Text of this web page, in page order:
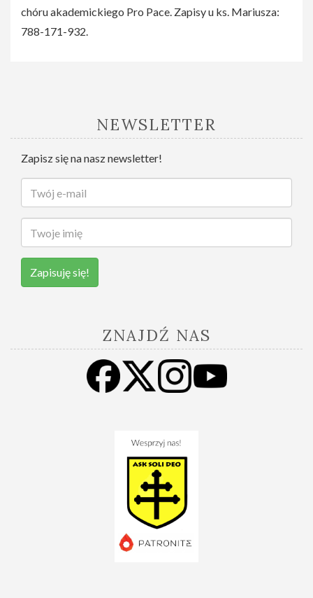
chóru akademickiego Pro Pace. Zapisy u ks. Mariusza:
788-171-932.
NEWSLETTER
Zapisz się na nasz newsletter!
Zapisuję się!
ZNAJDŹ NAS